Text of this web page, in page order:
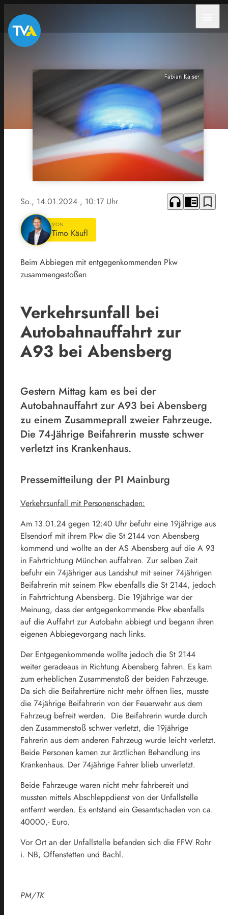
Fabian Kaiser
So., 14.01.2024 , 10:17 Uhr headphones chrome_reader_mode bookmark_border
VON
Timo Käufl
Beim Abbiegen mit entgegenkommenden Pkw
zusammengestoßen
Verkehrsunfall bei
Autobahnauffahrt zur
A93 bei Abensberg
Gestern Mittag kam es bei der
Autobahnauffahrt zur A93 bei Abensberg
zu einem Zusammeprall zweier Fahrzeuge.
Die 74-Jährige Beifahrerin musste schwer
verletzt ins Krankenhaus.
Pressemitteilung der PI Mainburg
Verkehrsunfall mit Personenschaden:
Am 13.01.24 gegen 12:40 Uhr befuhr eine 19jährige aus
Elsendorf mit ihrem Pkw die St 2144 von Abensberg
kommend und wollte an der AS Abensberg auf die A 93
in Fahrtrichtung München auffahren. Zur selben Zeit
befuhr ein 74jähriger aus Landshut mit seiner 74jährigen
Beifahrerin mit seinem Pkw ebenfalls die St 2144, jedoch
in Fahrtrichtung Abensberg. Die 19jährige war der
Meinung, dass der entgegenkommende Pkw ebenfalls
auf die Auffahrt zur Autobahn abbiegt und begann ihren
eigenen Abbiegevorgang nach links.
Der Entgegenkommende wollte jedoch die St 2144
weiter geradeaus in Richtung Abensberg fahren. Es kam
zum erheblichen Zusammenstoß der beiden Fahrzeuge.
Da sich die Beifahrertüre nicht mehr öffnen lies, musste
die 74jährige Beifahrerin von der Feuerwehr aus dem
Fahrzeug befreit werden. Die Beifahrerin wurde durch
den Zusammenstoß schwer verletzt, die 19jährige
Fahrerin aus dem anderen Fahrzeug wurde leicht verletzt.
Beide Personen kamen zur ärztlichen Behandlung ins
Krankenhaus. Der 74jährige Fahrer blieb unverletzt.
Beide Fahrzeuge waren nicht mehr fahrbereit und
mussten mittels Abschleppdienst von der Unfallstelle
entfernt werden. Es entstand ein Gesamtschaden von ca.
40000,- Euro.
Vor Ort an der Unfallstelle befanden sich die FFW Rohr
i. NB, Offenstetten und Bachl.
PM/TK